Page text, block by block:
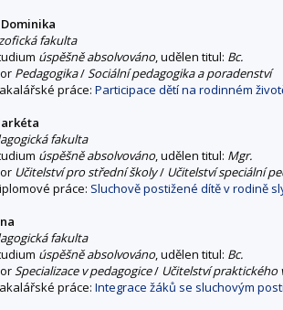
fakulta
úspěšně absolvováno, udělen titul: Bc.
Pedagogika/Sociální pedagogika a poradenství
práce: Participace dětí na rodinném
fakulta
úspěšně absolvováno, udělen titul: Mgr.
Učitelství pro střední školy/ Učitelství speciální
práce: Sluchově postižené dítě v rodině
fakulta
úspěšně absolvováno, udělen titul: Bc.
Specializace v pedagogice/ Učitelství praktického
práce: Integrace žáků se sluchovým